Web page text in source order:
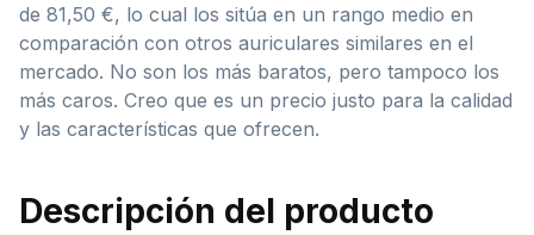
de 81,50 €, lo cual los sitúa en un rango medio en
comparación con otros auriculares similares en el
mercado. No son los más baratos, pero tampoco los
más caros. Creo que es un precio justo para la calidad
y las características que ofrecen.
Descripción del producto